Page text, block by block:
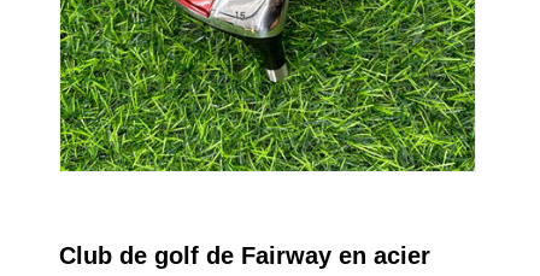
Club de golf de Fairway en acier